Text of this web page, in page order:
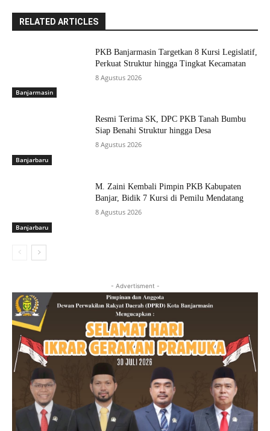
RELATED ARTICLES
Banjarmasin
PKB Banjarmasin Targetkan 8 Kursi Legislatif,
Perkuat Struktur hingga Tingkat Kecamatan
8 Agustus 2026
Banjarbaru
Resmi Terima SK, DPC PKB Tanah Bumbu
Siap Benahi Struktur hingga Desa
8 Agustus 2026
Banjarbaru
M. Zaini Kembali Pimpin PKB Kabupaten
Banjar, Bidik 7 Kursi di Pemilu Mendatang
8 Agustus 2026
- Advertisment -